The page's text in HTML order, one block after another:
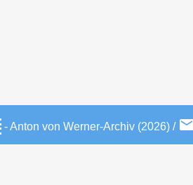
- Anton von Werner-Archiv (2026) /